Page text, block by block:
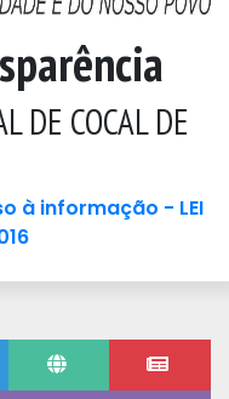
DE COCAL DE
à informação - LEI